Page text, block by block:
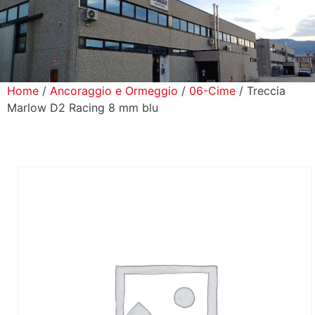
Prodotti
Home / Ancoraggio e Ormeggio / 06-Cime / Treccia
Marlow D2 Racing 8 mm blu